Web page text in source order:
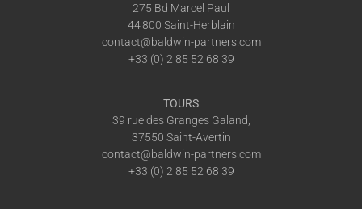
275 Bd Marcel Paul
44 800 Saint-Herblain
contact@baldwin-partners.com
+33 (0) 2 85 52 68 39
TOURS
39 rue des Granges Galand,
37550 Saint-Avertin
contact@baldwin-partners.com
+33 (0) 2 85 52 68 39